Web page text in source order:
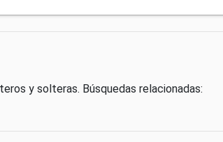
y solteras. Búsquedas relacionadas: